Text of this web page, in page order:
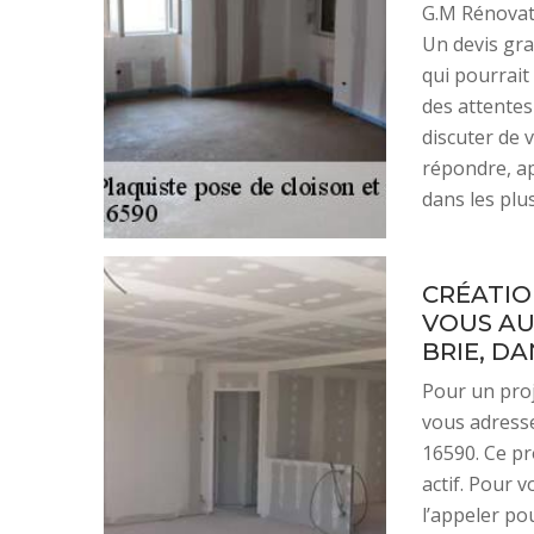
G.M
Un devis
qui pourrait
des
discuter de
répondre,
dans les
VOUS
BRIE,
Pour un
vous
16590. Ce
actif. Pour
l’appeler